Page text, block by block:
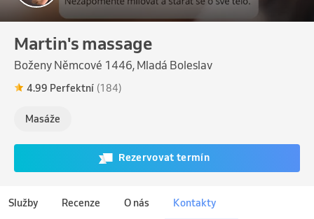
Martin's massage
Boženy Němcové 1446, Mladá Boleslav
4.99 Perfektní (184)
Masáže
Rezervovat termín
Služby Recenze O nás Kontakty